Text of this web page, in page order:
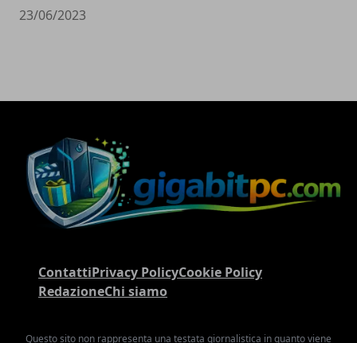
23/06/2023
ContattiPrivacy PolicyCookie Policy
RedazioneChi siamo
Questo sito non rappresenta una testata giornalistica in quanto viene